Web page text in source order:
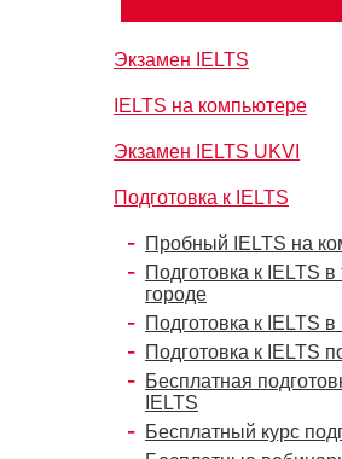
Экзамен IELTS
IELTS на компьютере
Экзамен IELTS UKVI
Подготовка к IELTS
Пробный IELTS на
Подготовка к IELTS в
городе
Подготовка к IELTS
Подготовка к IELTS
Бесплатная
IELTS
Бесплатный курс